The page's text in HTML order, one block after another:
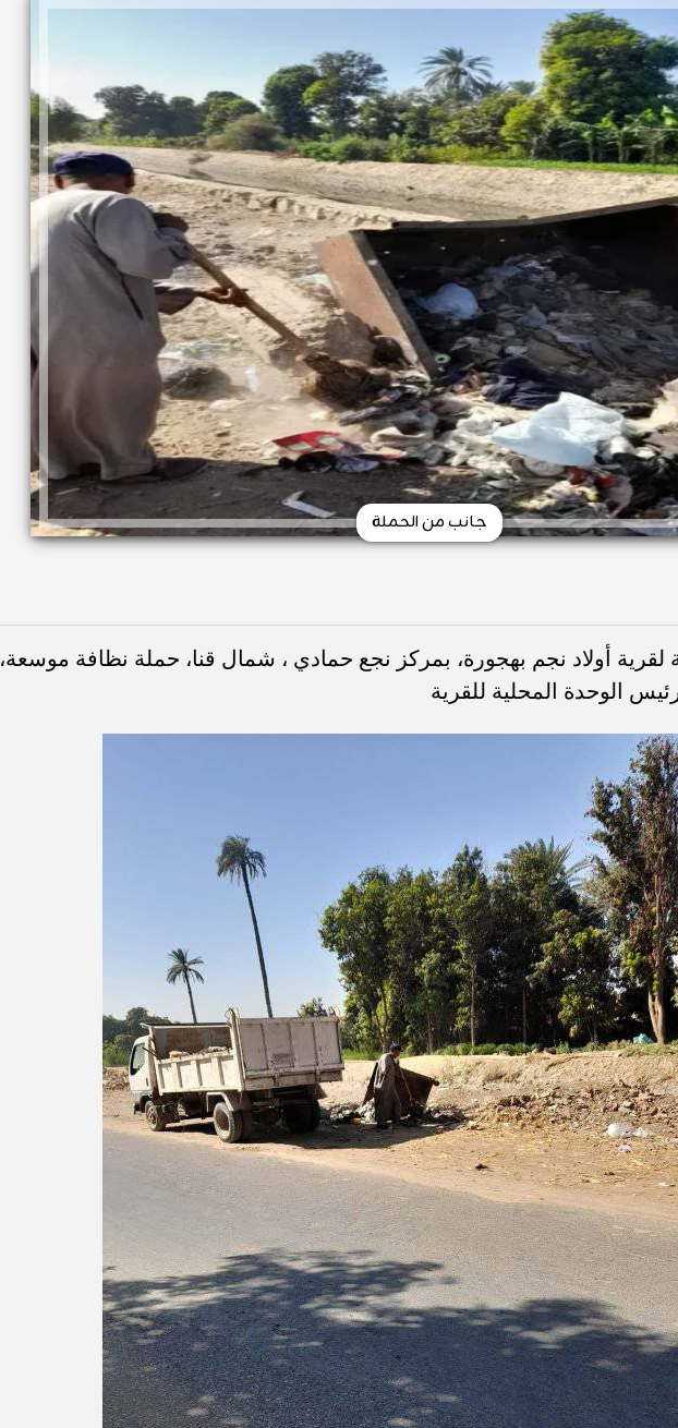
جانب من الحملة
لقرية أولاد نجم بهجورة، بمركز نجع حمادي ، شمال قنا، حملة نظافة موسعة،
الوحدة المحلية للقرية